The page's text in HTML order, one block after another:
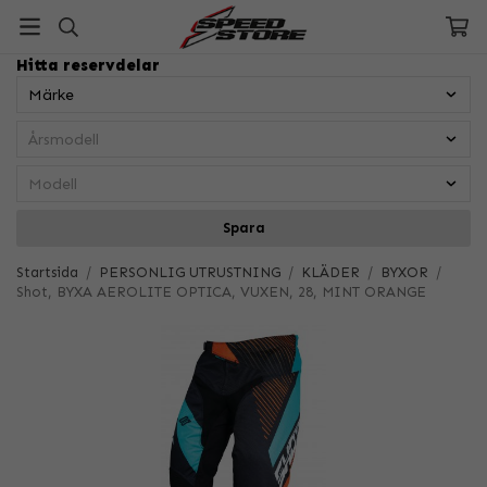
Hitta reservdelar
Spara
Startsida / PERSONLIG UTRUSTNING / KLÄDER / BYXOR /
Shot, BYXA AEROLITE OPTICA, VUXEN, 28, MINT ORANGE